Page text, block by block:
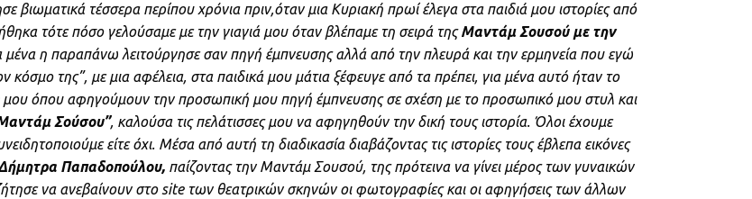
βιωματικά τέσσερα περίπου χρόνια πριν,όταν μια Κυριακή πρωί έλεγα στα παιδιά μου ιστορίες από
τότε πόσο γελούσαμε με την γιαγιά μου όταν βλέπαμε τη σειρά τηςΜαντάμ Σουσού με την
μένα η παραπάνω λειτούργησε σαν πηγή έμπνευσης αλλά από την πλευρά και την ερμηνεία που εγώ
κόσμο της”, με μια αφέλεια, στα παιδικά μου μάτια ξέφευγε από τα πρέπει, για μένα αυτό ήταν το
όπου αφηγούμουν την προσωπική μου πηγή έμπνευσης σε σχέση με το προσωπικό μου στυλ και
Μαντάμ Σούσου”, καλούσα τις πελάτισσες μου να αφηγηθούν την δική τους ιστορία. Όλοι έχουμε
είτε όχι. Μέσα από αυτή τη διαδικασία διαβάζοντας τις ιστορίες τους έβλεπα εικόνες
Παπαδοπούλου, παίζοντας την Μαντάμ Σουσού, της πρότεινα να γίνει μέρος των γυναικών
να ανεβαίνουν στο site των θεατρικών σκηνών οι φωτογραφίες και οι αφηγήσεις των άλλων